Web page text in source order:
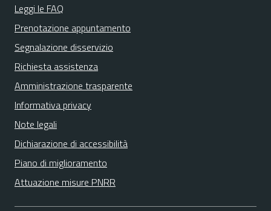
Leggi le FAQ
Prenotazione appuntamento
Segnalazione disservizio
Richiesta assistenza
Amministrazione trasparente
Informativa privacy
Note legali
Dichiarazione di accessibilità
Piano di miglioramento
Attuazione misure PNRR